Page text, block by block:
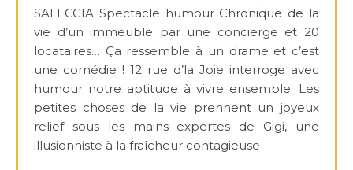
SALECCIA Spectacle humour Chronique de la
vie d’un immeuble par une concierge et 20
locataires… Ça ressemble à un drame et c’est
une comédie ! 12 rue d’la Joie interroge avec
humour notre aptitude à vivre ensemble. Les
petites choses de la vie prennent un joyeux
relief sous les mains expertes de Gigi, une
illusionniste à la fraîcheur contagieuse